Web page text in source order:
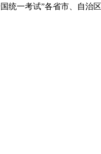
统一考试”各省市、自